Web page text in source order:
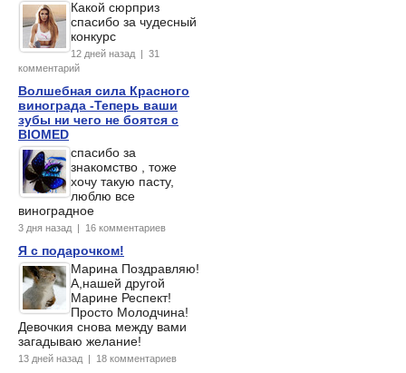
Какой сюрприз
спасибо за чудесный
конкурс
12 дней назад | 31
комментарий
Волшебная сила Красного
винограда -Теперь ваши
зубы ни чего не боятся с
BIOMED
спасибо за
знакомство , тоже
хочу такую пасту,
люблю все
виноградное
3 дня назад | 16 комментариев
Я с подарочком!
Марина Поздравляю!
А,нашей другой
Марине Респект!
Просто Молодчина!
Девочкия снова между вами
загадываю желание!
13 дней назад | 18 комментариев